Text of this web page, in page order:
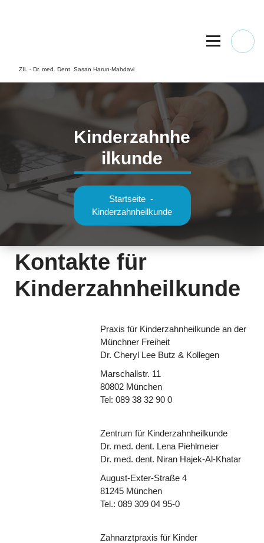
ZIL - Dr. med. Dent. Sasan Harun-Mahdavi
Kinderzahnhe
ilkunde
Startseite-
Kinderzahnheilkunde
Kontakte für
Kinderzahnheilkunde
Praxis für Kinderzahnheilkunde an der
Münchner Freiheit
Dr. Cheryl Lee Butz & Kollegen
Marschallstr. 11
80802 München
Tel: 089 38 32 90 0
Zentrum für Kinderzahnheilkunde
Dr. med. dent. Lena Piehlmeier
Dr. med. dent. Niran Hajek-Al-Khatar
August-Exter-Straße 4
81245 München
Tel.: 089 309 04 95-0
Zahnarztpraxis für Kinder